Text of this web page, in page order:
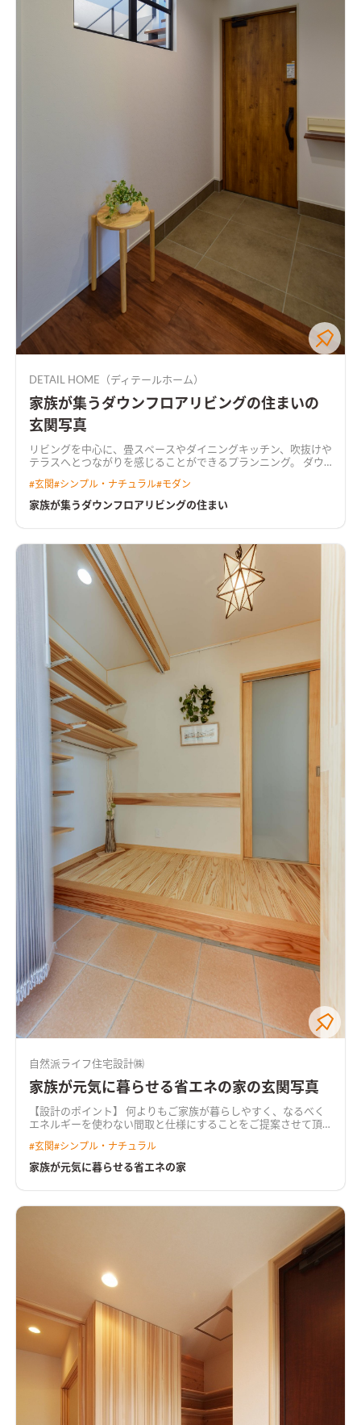
DETAIL HOME（ディテールホーム）
家族が集うダウンフロアリビングの住まいの
玄関写真
リビングを中心に、畳スペースやダイニングキッチン、吹抜けや
テラスへとつながりを感じることができるプランニング。 ダウ
ビング入り口にはオリジナルの造作建具を使用し、空間にアク
セントをつけた。 水回りは回遊出来るよう設計し、キッチンか
ずらし、空間が広がる。和室に寝転がったときにソファの人と
目線が近くなり、家族でコミュニケーションが弾む。
した高級感あるキッチンキッチンは石目調のダークカラーでま
とめた。キッチンからダイニングテーブルまでライティングレ
ールを使用し、ペンダントライトの位置を調整できるようにし
た。
#玄関#シンプル・ナチュラル#モダン
家族が集うダウンフロアリビングの住まい
自然派ライフ住宅設計㈱
家族が元気に暮らせる省エネの家の玄関写真
【設計のポイント】 何よりもご家族が暮らしやすく、なるべく
エネルギーを使わない間取と仕様にすることをご提案させて頂
ことができるようにしました。システムキッチン脇には、5~6
人で使えるような大きなカウンターテーブルを造作して、ご家族
藻土塗り壁で仕上げ落ち着いた内装にし、外装は漆喰塗り壁、
屋根はデザイン焼瓦で、洋風ですが落ち着いたたたずまいになり
倍相当で、冬暖かく夏涼しい、安心して暮らすことができる住ま
いが完成しました。
#玄関#シンプル・ナチュラル
家族が元気に暮らせる省エネの家